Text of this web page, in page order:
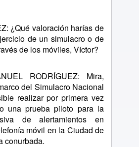
¿Qué valoración harías de
de un simulacro o de
de los móviles, Víctor?
RODRÍGUEZ: Mira,
del Simulacro Nacional
realizar por primera vez
una prueba piloto para la
de alertamientos en
móvil en la Ciudad de
conurbada.